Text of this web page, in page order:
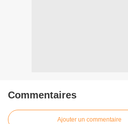
Commentaires
Ajouter un commentaire